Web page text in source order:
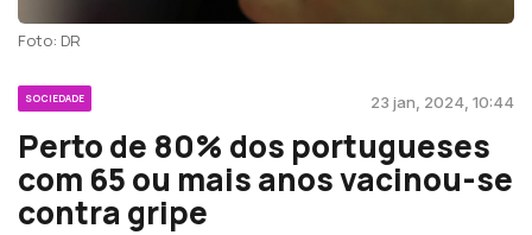
Foto: DR
SOCIEDADE 23 jan, 2024, 10:44
Perto de 80% dos portugueses
com 65 ou mais anos vacinou-se
contra gripe